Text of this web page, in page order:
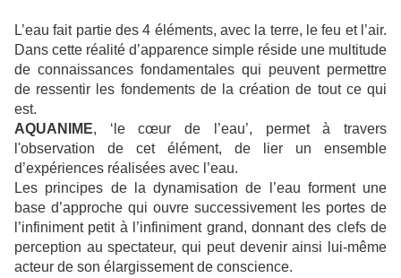
L’eau fait partie des 4 éléments, avec la terre, le feu et l’air.
Dans cette réalité d’apparence simple réside une multitude
de connaissances fondamentales qui peuvent permettre
de ressentir les fondements de la création de tout ce qui
est.
AQUANIME, ‘le cœur de l’eau’, permet à travers
l'observation de cet élément, de lier un ensemble
d’expériences réalisées avec l’eau.
Les principes de la dynamisation de l’eau forment une
base d’approche qui ouvre successivement les portes de
l’infiniment petit à l’infiniment grand, donnant des clefs de
perception au spectateur, qui peut devenir ainsi lui-même
acteur de son élargissement de conscience.